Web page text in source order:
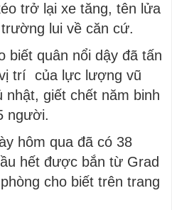
trở lại xe tăng, tên lửa
lui về căn cứ.
biết quân nổi dậy đã tấn
trí của lực lượng vũ
nhật, giết chết năm binh
người.
hôm qua đã có 38
hết được bắn từ Grad
cho biết trên trang